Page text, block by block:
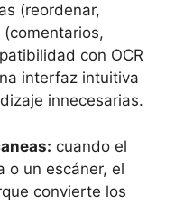
(reordenar,
con OCR
interfaz intuitiva
innecesarias.
cuando el
o un escáner, el
convierte los